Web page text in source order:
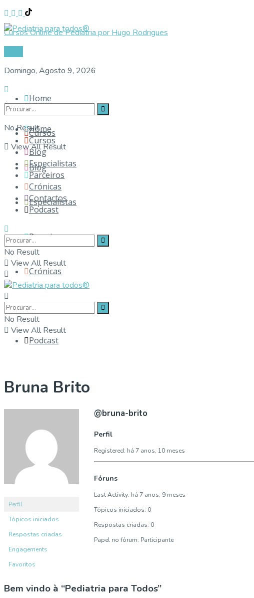
Cursos Online de Pediatria por Hugo Rodrigues
Domingo, Agosto 9, 2026
No Result
View All Result
Home
Cursos
Blog
Especialistas
Parceiros
Crónicas
Contactos
Podcast
Home
Cursos
Blog
Especialistas
Parceiros
Crónicas
Contactos
Podcast
No Result
View All Result
No Result
View All Result
Bruna Brito
Perfil
Tópicos iniciados
Respostas criadas
Engagements
Favoritos
@bruna-brito
Perfil
Registered: há 7 anos, 10 meses
Fóruns
Last Activity: há 7 anos, 9 meses
Tópicos iniciados: 0
Respostas criadas: 0
Papel no fórum: Participante
Bem vindo à “Pediatria para Todos”